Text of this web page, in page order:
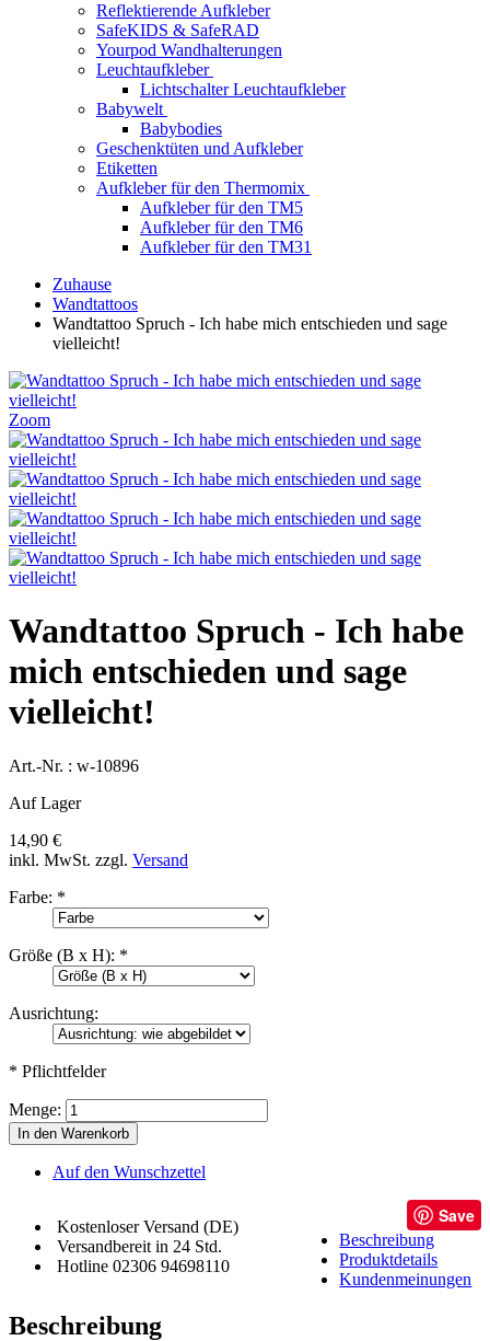
Reflektierende Aufkleber
SafeKIDS & SafeRAD
Yourpod Wandhalterungen
Leuchtaufkleber
Lichtschalter Leuchtaufkleber
Babywelt
Babybodies
Geschenktüten und Aufkleber
Etiketten
Aufkleber für den Thermomix
Aufkleber für den TM5
Aufkleber für den TM6
Aufkleber für den TM31
Zuhause
Wandtattoos
Wandtattoo Spruch - Ich habe mich entschieden und sage
vielleicht!
Zoom
Wandtattoo Spruch - Ich habe
mich entschieden und sage
vielleicht!
Art.-Nr. : w-10896
Auf Lager
14,90 €
inkl. MwSt. zzgl. Versand
Farbe: *
Größe (B x H): *
Ausrichtung:
* Pflichtfelder
Menge:
In den Warenkorb
Auf den Wunschzettel
Kostenloser Versand (DE)
Versandbereit in 24 Std.
Hotline 02306 94698110
Save
Beschreibung
Produktdetails
Kundenmeinungen
Beschreibung